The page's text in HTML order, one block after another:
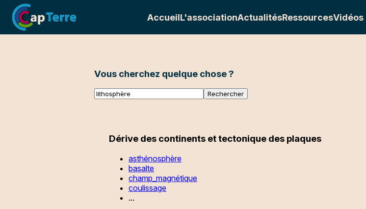
AccueilL'associationActualitésRessourcesVidéos
Vous cherchez quelque chose ?
Dérive des continents et tectonique des plaques
asthénosphère
basalte
champ_magnétique
coulissage
...